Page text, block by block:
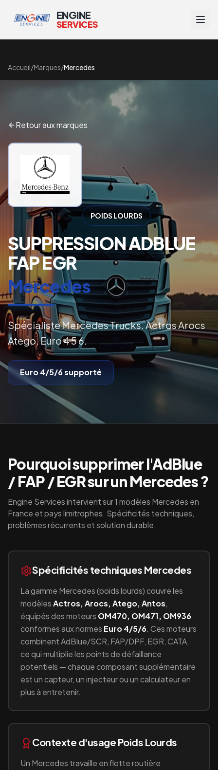
ENGINE
SERVICES
Accueil/Marques/Mercedes
Retour aux marques
POIDS LOURDS
SUPPRESSION ADBLUE
FAP EGR
Mercedes
Spécialiste Mercedes Trucks. Actros Arocs
Atego. Euro 4 5 6.
Euro 4/5/6supporté
Pourquoi supprimer l'AdBlue
/ FAP / EGR sur unMercedes?
Engine Services intervient sur1 modèles Mercedes en
France et pays limitrophes. Spécificités techniques,
problèmes récurrents et solution durable.
Spécificités techniques Mercedes
La gamme Mercedes(poids lourds) couvre les
modèlesActros, Arocs, Atego, Antos,
équipésdes moteurs OM470, OM471, OM936
conformes aux normes Euro 4/5/6. Ces moteurs
combinentAdBlue/SCR, FAP/DPF, EGR, CATA,
ce qui multiplie les points de défaillance
potentiels — chaque composant supplémentaire
est un capteur, un injecteur ou un calculateur en
plus à entretenir.
Contexte d'usage Poids Lourds
Un Mercedes travaille enflotte routière